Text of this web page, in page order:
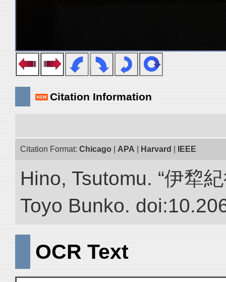
Citation Information
Citation Format: Chicago APA Harvard IEEE
Hino, Tsutomu. “伊犂
Toyo Bunko.
OCR Text